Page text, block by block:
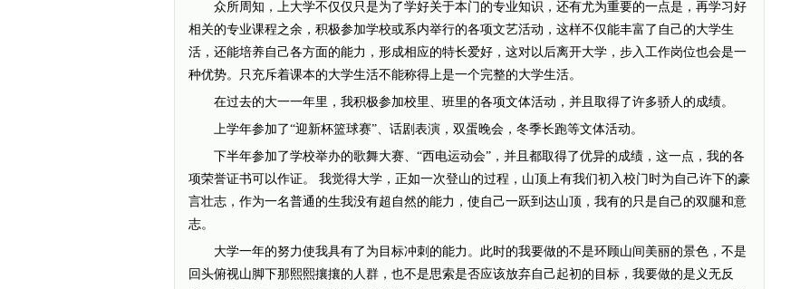
众所周知，上大学不仅仅只是为了学好关于本门的专业知识，还有尤为重要的一点是，再学习好
相关的专业课程之余，积极参加学校或系内举行的各项文艺活动，这样不仅能丰富了自己的大学生
活，还能培养自己各方面的能力，形成相应的特长爱好，这对以后离开大学，步入工作岗位也会是一
种优势。只充斥着课本的大学生活不能称得上是一个完整的大学生活。
在过去的大一一年里，我积极参加校里、班里的各项文体活动，并且取得了许多骄人的成绩。
上学年参加了“迎新杯篮球赛”、话剧表演，双蛋晚会，冬季长跑等文体活动。
下半年参加了学校举办的歌舞大赛、“西电运动会”，并且都取得了优异的成绩，这一点，我的各
项荣誉证书可以作证。 我觉得大学，正如一次登山的过程，山顶上有我们初入校门时为自己许下的豪
言壮志，作为一名普通的生我没有超自然的能力，使自己一跃到达山顶，我有的只是自己的双腿和意
志。
大学一年的努力使我具有了为目标冲刺的能力。此时的我要做的不是环顾山间美丽的景色，不是
回头俯视山脚下那熙熙攘攘的人群，也不是思索是否应该放弃自己起初的目标，我要做的是义无反